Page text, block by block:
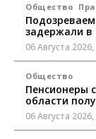
Общество
задержали в
06 Августа
Общество
Пенсионеры
области
06 Августа